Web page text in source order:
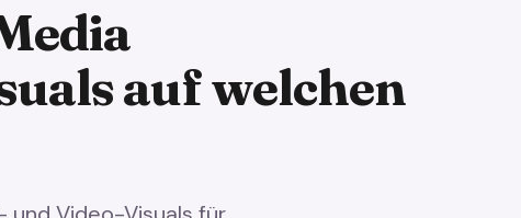
auf welchen